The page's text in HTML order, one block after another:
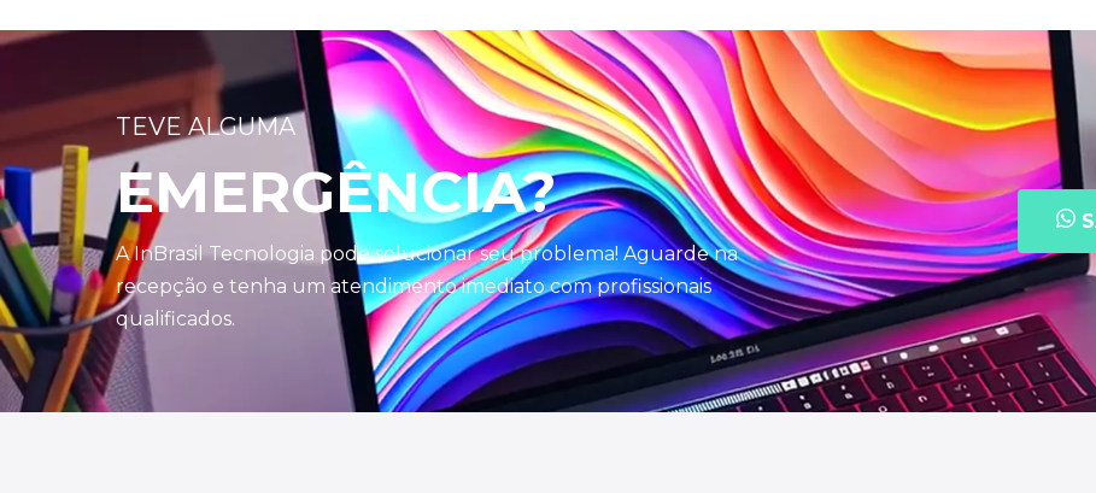
TEVE ALGUMA
EMERGÊNCIA?
A InBrasil Tecnologia pode solucionar seu problema! Aguarde na
recepção e tenha um atendimento imediato com profissionais
qualificados.